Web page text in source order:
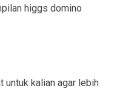
higgs domino
untuk kalian agar lebih